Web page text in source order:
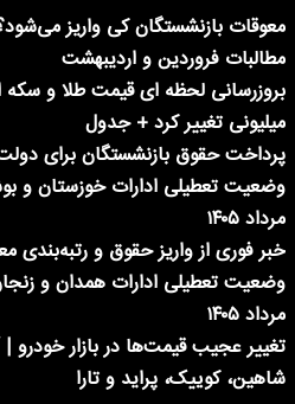
مطالبات فروردین و اردیبهشت
میلیونی تغییر کرد + جدول
پرداخت حقوق بازنشستگان برای
مرداد ۱۴۰۵
خبر فوری از واریز حقوق و رتبه‌بندی
مرداد ۱۴۰۵
تغییر عجیب قیمت‌ها در بازار خودرو
شاهین، کوییک، پراید و تارا